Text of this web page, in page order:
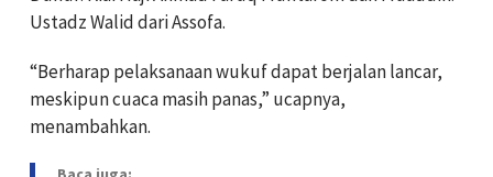
Ustadz Walid dari Assofa.
“Berharap pelaksanaan wukuf dapat berjalan lancar,
meskipun cuaca masih panas,” ucapnya,
menambahkan.